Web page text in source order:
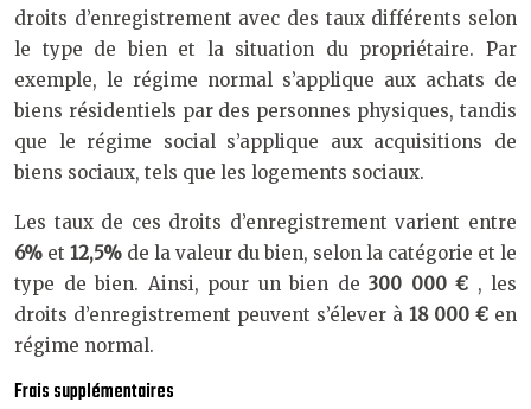
droits d’enregistrement avec des taux différents selon
le type de bien et la situation du propriétaire. Par
exemple, le régime normal s’applique aux achats de
biens résidentiels par des personnes physiques, tandis
que le régime social s’applique aux acquisitions de
biens sociaux, tels que les logements sociaux.
Les taux de ces droits d’enregistrement varient entre
6% et 12,5% de la valeur du bien, selon la catégorie et le
type de bien. Ainsi, pour un bien de 300 000 € , les
droits d’enregistrement peuvent s’élever à 18 000 € en
régime normal.
Frais supplémentaires